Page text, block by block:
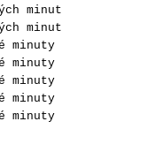
minut
minut
minuty